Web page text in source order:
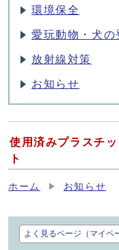
環境保全
愛玩動物・犬の
放射線対策
お知らせ
使用済みプラスチ
ト
ホーム お知らせ
よく見るページ（マイペ